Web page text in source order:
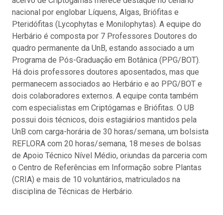
nacional por englobar Líquens, Algas, Briófitas e
Pteridófitas (Lycophytas e Monilophytas). A equipe do
Herbário é composta por 7 Professores Doutores do
quadro permanente da UnB, estando associado a um
Programa de Pós-Graduação em Botânica (PPG/BOT).
Há dois professores doutores aposentados, mas que
permanecem associados ao Herbário e ao PPG/BOT e
dois colaboradores externos. A equipe conta também
com especialistas em Criptógamas e Briófitas. O UB
possui dois técnicos, dois estagiários mantidos pela
UnB com carga-horária de 30 horas/semana, um bolsista
REFLORA com 20 horas/semana, 18 meses de bolsas
de Apoio Técnico Nível Médio, oriundas da parceria com
o Centro de Referências em Informação sobre Plantas
(CRIA) e mais de 10 voluntários, matriculados na
disciplina de Técnicas de Herbário.